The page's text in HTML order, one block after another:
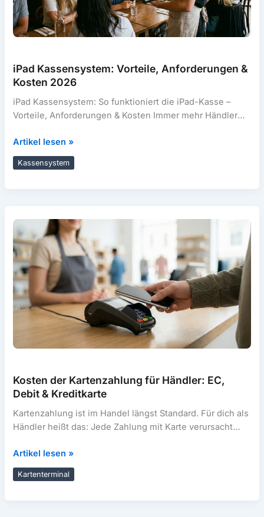
iPad Kassensystem: Vorteile, Anforderungen &
Kosten 2026
iPad Kassensystem: So funktioniert die iPad-Kasse –
Vorteile, Anforderungen & Kosten Immer mehr Händler
iPad
Kassensystem:
Vorteile,
2026
Artikel lesen »
Kassensystem
Kosten der Kartenzahlung für Händler: EC,
Debit & Kreditkarte
Kartenzahlung ist im Handel längst Standard. Für dich als
Händler heißt das: Jede Zahlung mit Karte verursacht
Kosten
der
Kartenzahlung
Artikel lesen »
Kartenterminal